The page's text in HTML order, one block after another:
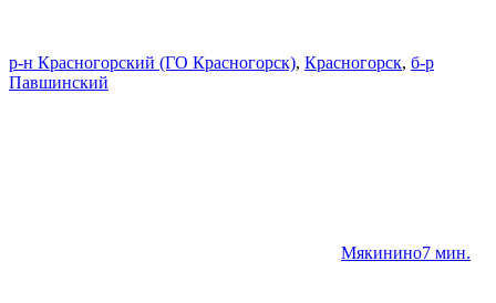
р-н Красногорский (ГО Красногорск), Красногорск, б-р
Павшинский
Мякинино7 мин.